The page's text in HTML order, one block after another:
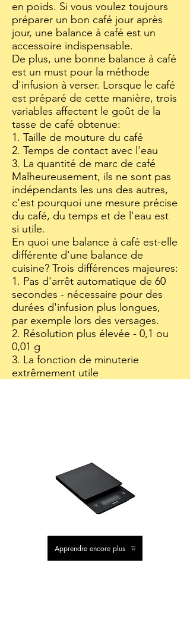
en poids. Si vous voulez toujours
préparer un bon café jour après
jour, une balance à café est un
accessoire indispensable.
De plus, une bonne balance à café
est un must pour la méthode
d'infusion à verser. Lorsque le café
est préparé de cette manière, trois
variables affectent le goût de la
tasse de café obtenue:
1. Taille de mouture du café
2. Temps de contact avec l'eau
3. La quantité de marc de café
Malheureusement, ils ne sont pas
indépendants les uns des autres,
c'est pourquoi une mesure précise
du café, du temps et de l'eau est
si utile.
En quoi une balance à café est-elle
différente d'une balance de
cuisine? Trois différences majeures:
1. Pas d'arrêt automatique de 60
secondes - nécessaire pour des
durées d'infusion plus longues,
par exemple lors des versages.
2. Résolution plus élevée - 0,1 ou
0,01 g
3. La fonction de minuterie
extrêmement utile
Apprendre encore plus